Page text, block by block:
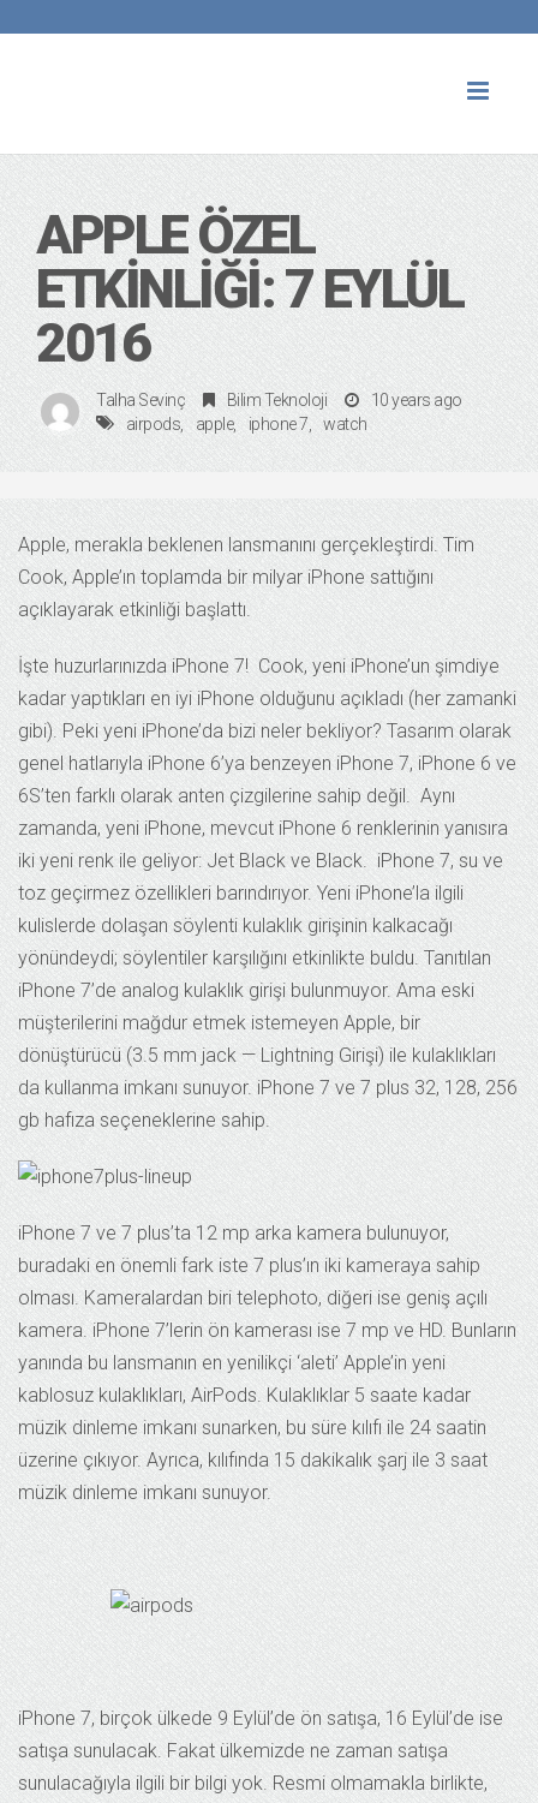
APPLE ÖZEL
ETKINLIĞI: 7 EYLÜL
2016
Talha Sevinç Bilim Teknoloji
10 years ago
airpods
apple iphone 7 watch
Apple, merakla beklenen lansmanını gerçekleştirdi. Tim
Cook, Apple’ın toplamda bir milyar iPhone sattığını
açıklayarak etkinliği başlattı.
İşte huzurlarınızda iPhone 7! Cook, yeni iPhone’un şimdiye
kadar yaptıkları en iyi iPhone olduğunu açıkladı (her zamanki
gibi). Peki yeni iPhone’da bizi neler bekliyor? Tasarım olarak
genel hatlarıyla iPhone 6’ya benzeyen iPhone 7, iPhone 6 ve
6S’ten farklı olarak anten çizgilerine sahip değil. Aynı
zamanda, yeni iPhone, mevcut iPhone 6 renklerinin yanısıra
iki yeni renk ile geliyor: Jet Black ve Black. iPhone 7, su ve
toz geçirmez özellikleri barındırıyor. Yeni iPhone’la ilgili
kulislerde dolaşan söylenti kulaklık girişinin kalkacağı
yönündeydi; söylentiler karşılığını etkinlikte buldu. Tanıtılan
iPhone 7’de analog kulaklık girişi bulunmuyor. Ama eski
müşterilerini mağdur etmek istemeyen Apple, bir
dönüştürücü (3.5 mm jack — Lightning Girişi) ile kulaklıkları
da kullanma imkanı sunuyor. iPhone 7 ve 7 plus 32, 128, 256
gb hafıza seçeneklerine sahip.
iPhone 7 ve 7 plus’ta 12 mp arka kamera bulunuyor,
buradaki en önemli fark iste 7 plus’ın iki kameraya sahip
olması. Kameralardan biri telephoto, diğeri ise geniş açılı
kamera. iPhone 7’lerin ön kamerası ise 7 mp ve HD. Bunların
yanında bu lansmanın en yenilikçi ‘aleti’ Apple’in yeni
kablosuz kulaklıkları, AirPods. Kulaklıklar 5 saate kadar
müzik dinleme imkanı sunarken, bu süre kılıfı ile 24 saatin
üzerine çıkıyor. Ayrıca, kılıfında 15 dakikalık şarj ile 3 saat
müzik dinleme imkanı sunuyor.
iPhone 7, birçok ülkede 9 Eylül’de ön satışa, 16 Eylül’de ise
satışa sunulacak. Fakat ülkemizde ne zaman satışa
sunulacağıyla ilgili bir bilgi yok. Resmi olmamakla birlikte,